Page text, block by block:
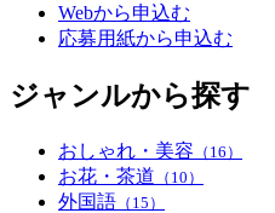
Webから申込む
応募用紙から申込む
ジャンルから探す
おしゃれ・美容 （16）
お花・茶道 （10）
外国語 （15）